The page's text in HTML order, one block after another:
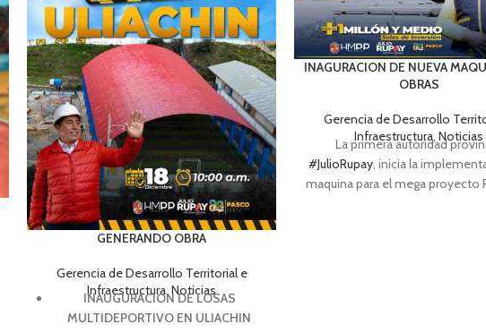
GENERANDO OBRA
Gerencia de Desarrollo Territorial e
Infraestructura,Noticias
INAUGURACIÓN DE LOSAS
MULTIDEPORTIVO EN ULIACHIN
INAGURACION DE NUEVA
OBRAS
Gerencia de Desarrollo
Infraestructura Noticias
La primera autoridad
#JulioRupay, inicia la
maquina para el mega proyecto